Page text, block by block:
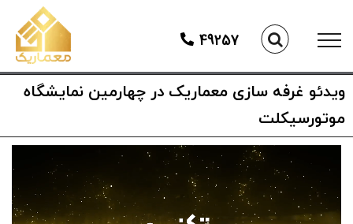
content
49257
ویدئو غرفه سازی معماریک در چهارمین نمایشگاه
موتورسیکلت